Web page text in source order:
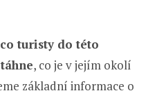
co turisty do této
, co je v jejím okolí
základní informace o